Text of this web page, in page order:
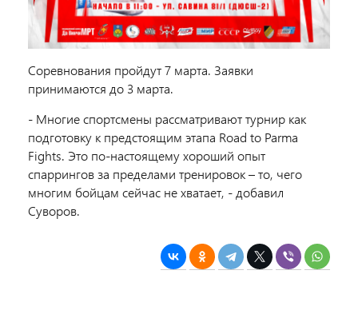
Соревнования пройдут 7 марта. Заявки
принимаются до 3 марта.
- Многие спортсмены рассматривают турнир как
подготовку к предстоящим этапа Road to Parma
Fights. Это по-настоящему хороший опыт
спаррингов за пределами тренировок – то, чего
многим бойцам сейчас не хватает, - добавил
Суворов.